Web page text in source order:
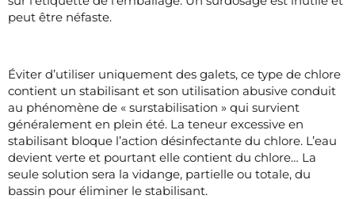
peut être néfaste.
Éviter d’utiliser uniquement des galets, ce type de chlore
contient un stabilisant et son utilisation abusive conduit
au phénomène de « surstabilisation » qui survient
généralement en plein été. La teneur excessive en
stabilisant bloque l’action désinfectante du chlore. L’eau
devient verte et pourtant elle contient du chlore… La
seule solution sera la vidange, partielle ou totale, du
bassin pour éliminer le stabilisant.